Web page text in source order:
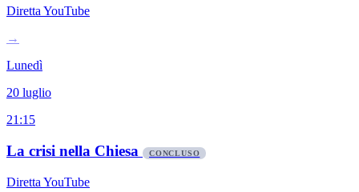
Diretta YouTube
→
Lunedì
20 luglio
21:15
La crisi nella Chiesa CONCLUSO
Diretta YouTube